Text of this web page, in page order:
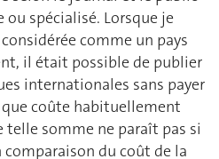
spécialisé. Lorsque je
comme un pays
il était possible de publier
internationales sans payer
coûte habituellement
telle somme ne paraît pas si
du coût de la